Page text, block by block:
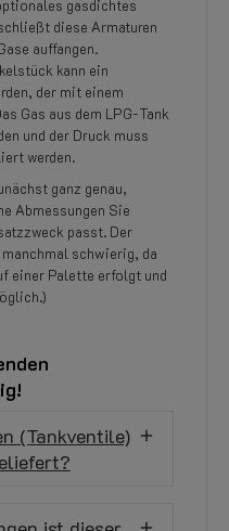
gasdichtes
diese Armaturen
auffangen.
kann ein
der mit einem
Gas aus dem LPG-Tank
und der Druck muss
werden.
ganz genau,
Abmessungen Sie
passt. Der
schwierig, da
einer Palette erfolgt und
(Tankventile)